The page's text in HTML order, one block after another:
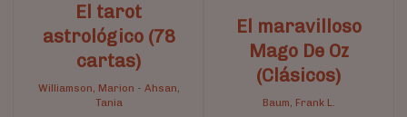
El tarot
astrológico (78
cartas)
Williamson, Marion - Ahsan,
Tania
El maravilloso
Mago De Oz
(Clásicos)
Baum, Frank L.